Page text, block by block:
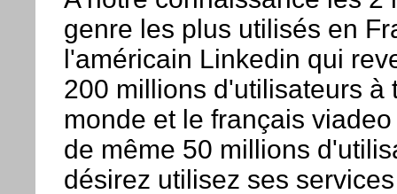
genre les plus utilisés en
l'américain Linkedin qui
200 millions d'utilisateurs à
monde et le français
de même 50 millions
désirez utilisez ses